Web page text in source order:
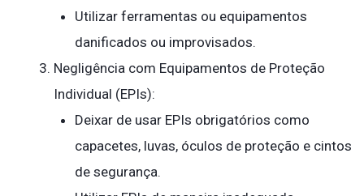
Utilizar ferramentas ou equipamentos
danificados ou improvisados.
Negligência com Equipamentos de Proteção
Individual (EPIs):
Deixar de usar EPIs obrigatórios como
capacetes, luvas, óculos de proteção e cintos
de segurança.